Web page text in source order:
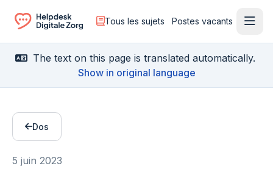
Ga naar de homepagina
Tous les sujets Postes vacants
The text on this page is translated automatically.
Show in original language
Dos
5 juin 2023